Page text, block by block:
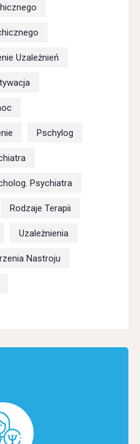
Uzależnień
Pschylog
Psychiatra
Rodzaje Terapii
Uzależnienia
Nastroju